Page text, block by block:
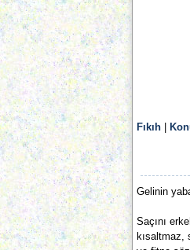
Fıkıh
Gelinin
Saçını
kısaltmaz,